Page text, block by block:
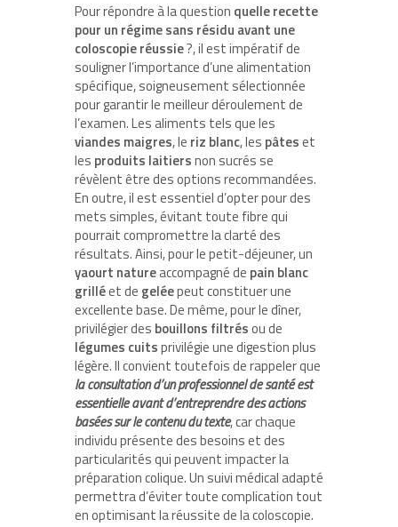
Pour répondre à la question quelle recette
pour un régime sans résidu avant une
coloscopie réussie?, il est impératif de
souligner l’importance d’une alimentation
spécifique, soigneusement sélectionnée
pour garantir le meilleur déroulement de
l’examen. Les aliments tels que les
viandes maigres, le riz blanc, les pâteset
les produits laitiersnon sucrés se
révèlent être des options recommandées.
En outre, il est essentiel d’opter pour des
mets simples, évitant toute fibre qui
pourrait compromettre la clarté des
résultats. Ainsi, pour le petit-déjeuner, un
yaourt natureaccompagné de pain blanc
grilléet de geléepeut constituer une
excellente base. De même, pour le dîner,
privilégier des bouillons filtrésou de
légumes cuitsprivilégie une digestion plus
légère. Il convient toutefois de rappeler que
la consultation d’un professionnel de santé est
essentielle avant d’entreprendre des actions
basées sur le contenu du texte, car chaque
individu présente des besoins et des
particularités qui peuvent impacter la
préparation colique. Un suivi médical adapté
permettra d’éviter toute complication tout
en optimisant la réussite de la coloscopie.